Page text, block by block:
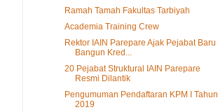
Ramah Tamah Fakultas Tarbiyah
Academia Training Crew
Rektor IAIN Parepare Ajak Pejabat Baru
Bangun Kred...
20 Pejabat Struktural IAIN Parepare
Resmi Dilantik
Pengumuman Pendaftaran KPM I Tahun
2019